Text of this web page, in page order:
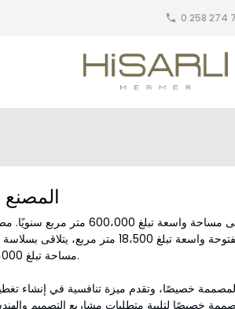
local_phone 0 258 274
المصنع
تفتخر هيسارلي ماربل بمرفقها المثير الرائد في إنتاج الصناعة، حيث يمتد على
تقسيمه بعناية إلى مساحة عمل مغلقة بمساحة 8،500 متر مربع ومنطقة مفتوحة واسعة
مساحة تبلغ 27،000 متر مربع.
المصممة خصيصًا، وتقدم ميزة تنافسية في إنشاء
خصيصًا لتلبية متطلبات مشاريع التصميم